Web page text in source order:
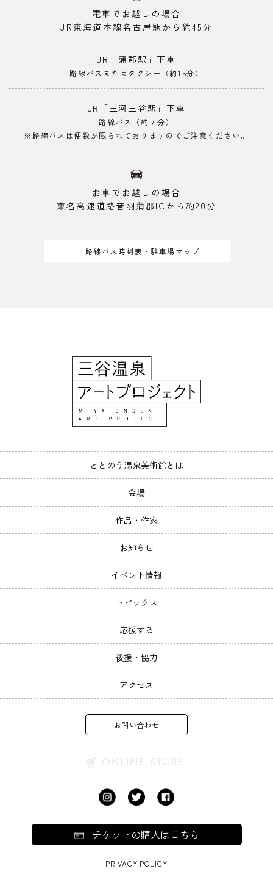
電車でお越しの場合
JR東海道本線名古屋駅から約45分
JR「蒲郡駅」下車
路線バスまたはタクシー（約15分）
JR「三河三谷駅」下車
路線バス（約７分）
※路線バスは便数が限られておりますのでご注意ください。
お車でお越しの場合
東名高速道路音羽蒲郡ICから約20分
路線バス時刻表・駐車場マップ
ととのう温泉美術館とは
会場
作品・作家
お知らせ
イベント情報
トピックス
応援する
後援・協力
アクセス
お問い合わせ
ONLINE STORE
チケットの購入はこちら
PRIVACY POLICY